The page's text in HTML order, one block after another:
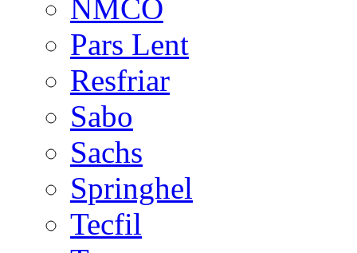
NMCO
Pars Lent
Resfriar
Sabo
Sachs
Springhel
Tecfil